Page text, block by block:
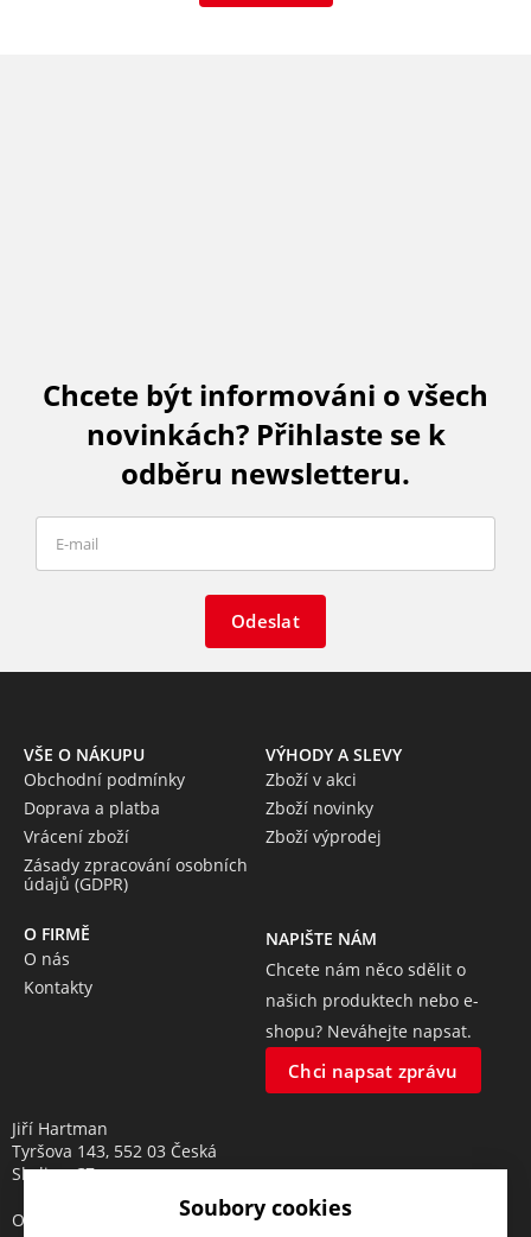
Chcete být informováni o všech
novinkách? Přihlaste se k
odběru newsletteru.
Odeslat
VŠE O NÁKUPU
Obchodní podmínky
Doprava a platba
Vrácení zboží
Zásady zpracování osobních
údajů (GDPR)
VÝHODY A SLEVY
Zboží v akci
Zboží novinky
Zboží výprodej
O FIRMĚ
O nás
Kontakty
NAPIŠTE NÁM
Chcete nám něco sdělit o
našich produktech nebo e-
shopu? Neváhejte napsat.
Chci napsat zprávu
Jiří Hartman
Tyršova 143, 552 03 Česká
Skalice, CZ
Obchodní rejstřík vedený uSoubory cookies